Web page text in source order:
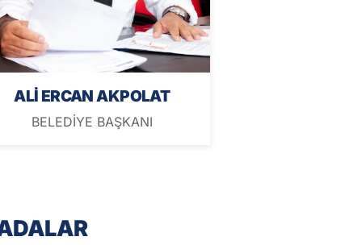
ALİ ERCAN AKPOLAT
BELEDİYE BAŞKANI